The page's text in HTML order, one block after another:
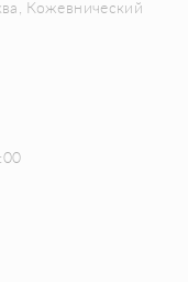
Кожевнический